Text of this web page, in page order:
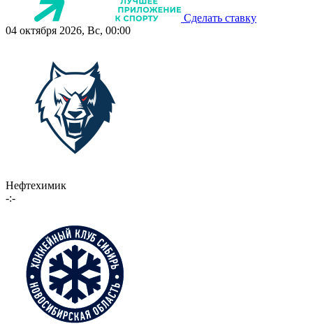
Сделать ставку
04 октября 2026, Вс, 00:00
Нефтехимик
-:-